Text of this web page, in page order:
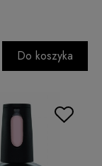
Do koszyka